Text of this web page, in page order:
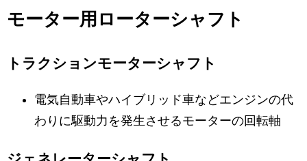
モーター用ローターシャフト
トラクションモーターシャフト
電気自動車やハイブリッド車などエンジンの代
わりに駆動力を発生させるモーターの回転軸